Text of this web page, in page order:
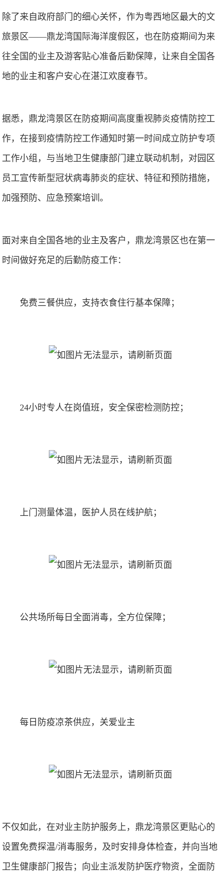
除了来自政府部门的细心关怀，作为粤西地区最大的文
旅景区——鼎龙湾国际海洋度假区，也在防疫期间为来
往全国的业主及游客贴心准备后勤保障，让来自全国各
地的业主和客户安心在湛江欢度春节。
据悉，鼎龙湾景区在防疫期间高度重视肺炎疫情防控工
作，在接到疫情防控工作通知时第一时间成立防护专项
工作小组，与当地卫生健康部门建立联动机制，对园区
员工宣传新型冠状病毒肺炎的症状、特征和预防措施，
加强预防、应急预案培训。
面对来自全国各地的业主及客户，鼎龙湾景区也在第一
时间做好充足的后勤防疫工作：
免费三餐供应，支持衣食住行基本保障；
24小时专人在岗值班，安全保密检测防控；
上门测量体温，医护人员在线护航；
公共场所每日全面消毒，全方位保障；
每日防疫凉茶供应，关爱业主
不仅如此，在对业主防护服务上，鼎龙湾景区更贴心的
设置免费探温/消毒服务，及时安排身体检查，并向当地
卫生健康部门报告；向业主派发防护医疗物资，全面防